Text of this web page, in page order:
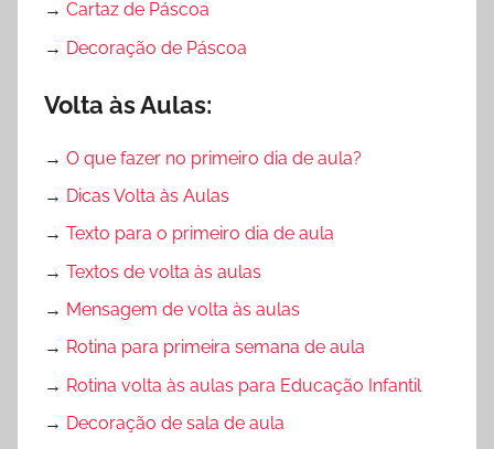
→ Cartaz de Páscoa
→ Decoração de Páscoa
Volta às Aulas:
→ O que fazer no primeiro dia de aula?
→ Dicas Volta às Aulas
→ Texto para o primeiro dia de aula
→ Textos de volta às aulas
→ Mensagem de volta às aulas
→ Rotina para primeira semana de aula
→ Rotina volta às aulas para Educação Infantil
→ Decoração de sala de aula